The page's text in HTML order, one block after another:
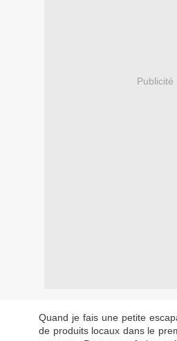
Publicité
Quand je fais une petite
de produits locaux dans le